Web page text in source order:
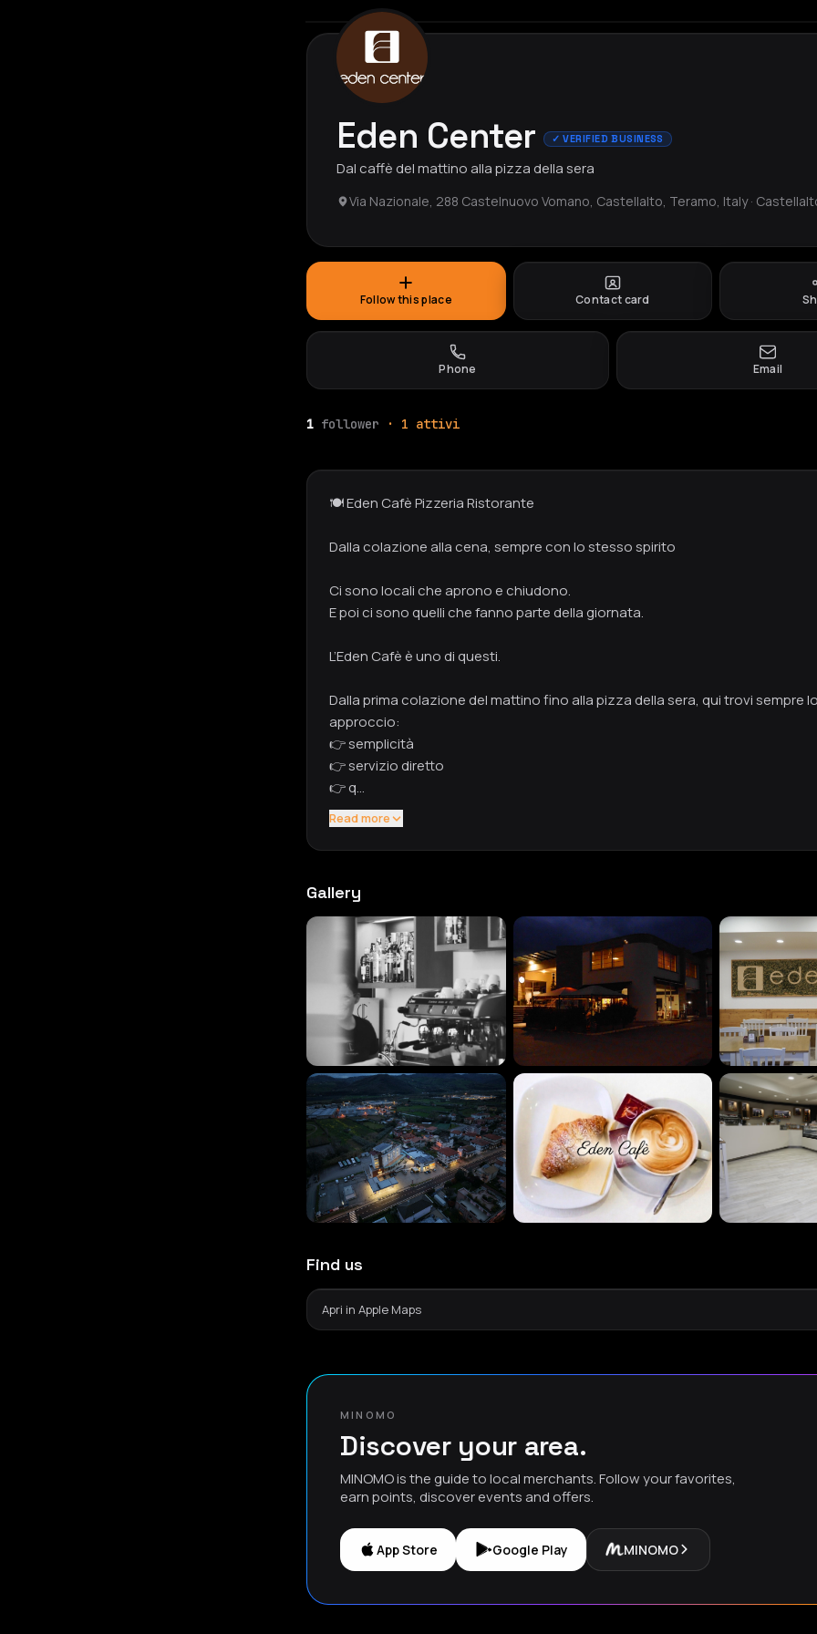
Eden Center ✓ VERIFIED BUSINESS
Dal caffè del mattino alla pizza della sera
Via Nazionale, 288 Castelnuovo Vomano, Castellalto, Teramo, Italy ·
Follow this place Contact card
Phone Email
1 follower · 1 attivi
🍽️ Eden Cafè Pizzeria Ristorante
Dalla colazione alla cena, sempre con lo stesso spirito
Ci sono locali che aprono e chiudono.
E poi ci sono quelli che fanno parte della giornata.
L’Eden Cafè è uno di questi.
Dalla prima colazione del mattino fino alla pizza della sera, qui trovi sempre
approccio:
👉 semplicità
👉 servizio diretto
👉 q…
Read more
Gallery
Find us
Apri in Apple Maps
MINOMO
Discover your area.
MINOMO is the guide to local merchants. Follow your favorites,
earn points, discover events and offers.
App Store Google Play MINOMO